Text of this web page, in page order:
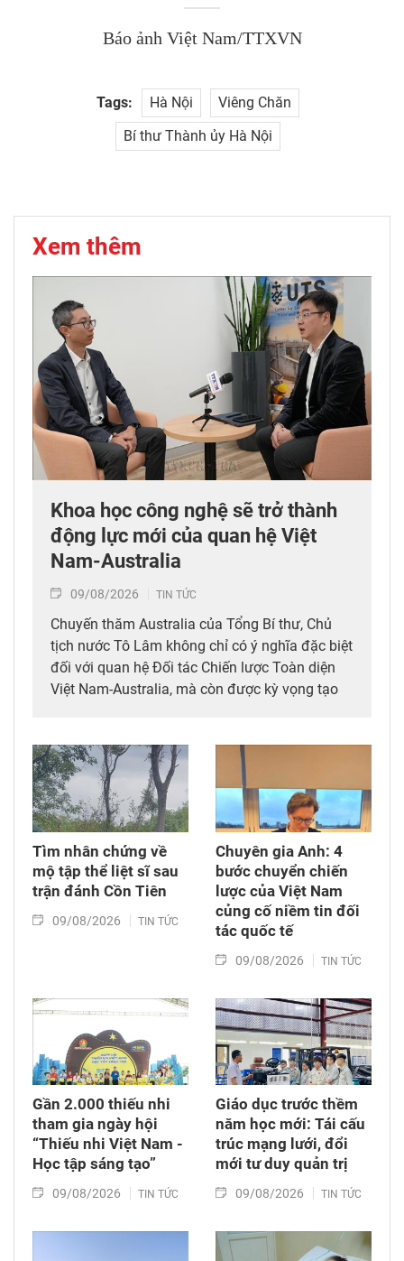
Báo ảnh Việt Nam/TTXVN
Tags: Hà Nội
Viêng Chăn
Bí thư Thành ủy Hà Nội
Xem thêm
Khoa học công nghệ sẽ trở thành
động lực mới của quan hệ Việt
Nam-Australia
09/08/2026 TIN TỨC
Chuyến thăm Australia của Tổng Bí thư, Chủ
tịch nước Tô Lâm không chỉ có ý nghĩa đặc biệt
đối với quan hệ Đối tác Chiến lược Toàn diện
Việt Nam-Australia, mà còn được kỳ vọng tạo
Tìm nhân chứng về
mộ tập thể liệt sĩ sau
trận đánh Cồn Tiên
09/08/2026 TIN TỨC
Chuyên gia Anh: 4
bước chuyển chiến
lược của Việt Nam
củng cố niềm tin đối
tác quốc tế
09/08/2026 TIN TỨC
Gần 2.000 thiếu nhi
tham gia ngày hội
“Thiếu nhi Việt Nam -
Học tập sáng tạo”
09/08/2026 TIN TỨC
Giáo dục trước thềm
năm học mới: Tái cấu
trúc mạng lưới, đổi
mới tư duy quản trị
09/08/2026 TIN TỨC